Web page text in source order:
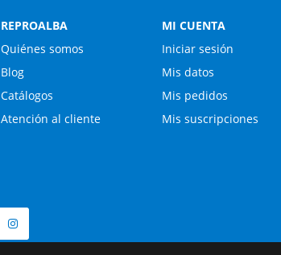
REPROALBA
Quiénes somos
Blog
Catálogos
Atención al cliente
MI CUENTA
Iniciar sesión
Mis datos
Mis pedidos
Mis suscripciones